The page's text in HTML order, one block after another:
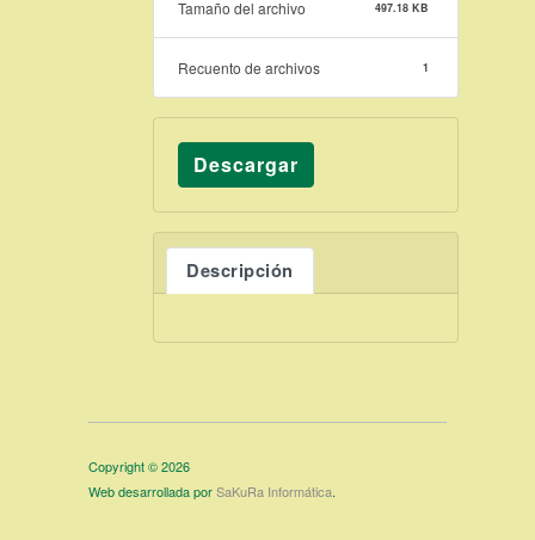
Tamaño del archivo 497.18 KB
Recuento de archivos 1
Descargar
Descripción
Copyright © 2026
Web desarrollada porSaKuRa Informática.